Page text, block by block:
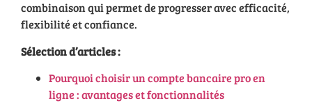
combinaison qui permet de progresser avec efficacité,
flexibilité et confiance.
Sélection d’articles :
Pourquoi choisir un compte bancaire pro en
ligne : avantages et fonctionnalités